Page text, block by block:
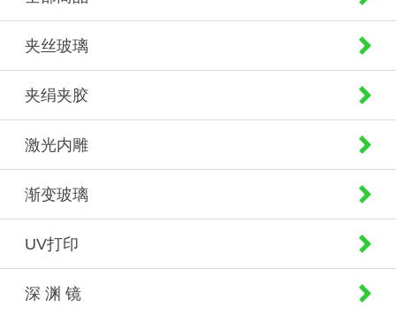
夹丝玻璃
夹绢夹胶
激光内雕
渐变玻璃
UV打印
深 渊 镜